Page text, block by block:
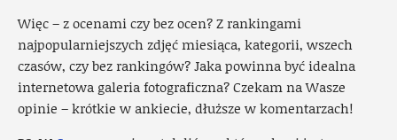
Więc – z ocenami czy bez ocen? Z rankingami
najpopularniejszych zdjęć miesiąca, kategorii, wszech
czasów, czy bez rankingów? Jaka powinna być idealna
internetowa galeria fotograficzna? Czekam na Wasze
opinie – krótkie w ankiecie, dłuższe w komentarzach!